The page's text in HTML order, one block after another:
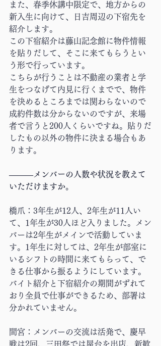
また、春季休講中限定で、地方からの
新入生に向けて、日吉周辺の下宿先を
紹介します。
この下宿紹介は藤山記念館に物件情報
を貼りだして、そこに来てもらうとい
う形で行っています。
こちらが行うことは不動産の業者と学
生をつなげて内見に行くまでで、物件
を決めるところまでは関わらないので
成約件数は分からないのですが、来場
者で言うと200人くらいですね。貼りだ
したもの以外の物件に決まる場合もあ
ります。
―――メンバーの人数や状況を教えて
いただけますか。
橋爪：3年生が12人、2年生が11人い
て、1年生が30人ほど入りました。メン
バーは2年生がメインで活動していま
す。1年生に対しては、2年生が部室に
いるシフトの時間に来てもらって、で
きる仕事から振るようにしています。
バイト紹介と下宿紹介の期間がずれて
おり全員で仕事ができるため、部署は
分かれていません。
間宮：メンバーの交流は活発で、慶早
戦は2回、三田祭では屋台を出店、新歓